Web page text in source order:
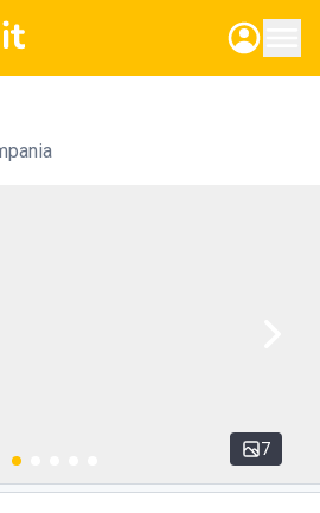
7